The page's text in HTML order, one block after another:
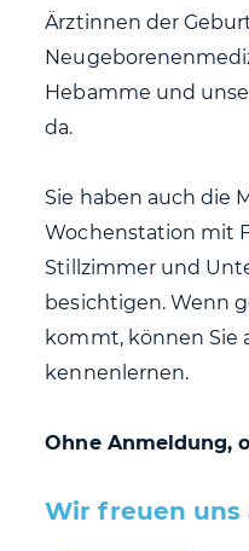
Ärztinnen der
Hebamme und
da.
Sie haben auch die
Wochenstation mit
Stillzimmer und
besichtigen. Wenn
kommt, können Sie
kennenlernen.
Ohne Anmeldung,
Wir freuen uns